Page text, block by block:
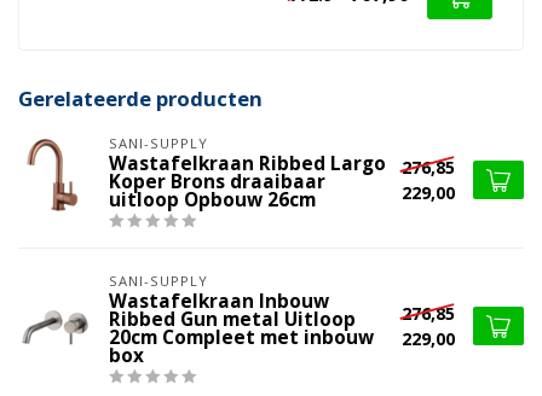
Gerelateerde producten
SANI-SUPPLY
Wastafelkraan Ribbed Largo
Koper Brons draaibaar
uitloop Opbouw 26cm
276,85
229,00
SANI-SUPPLY
Wastafelkraan Inbouw
Ribbed Gun metal Uitloop
20cm Compleet met inbouw
box
276,85
229,00